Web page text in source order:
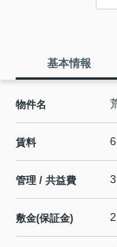
基本情報
物件名
賃料
管理 / 共益費
敷金(保証金)